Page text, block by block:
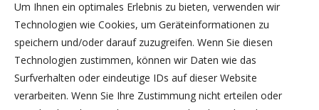
Um Ihnen ein optimales Erlebnis zu bieten, verwenden wir
Technologien wie Cookies, um Geräteinformationen zu
speichern und/oder darauf zuzugreifen. Wenn Sie diesen
Technologien zustimmen, können wir Daten wie das
Surfverhalten oder eindeutige IDs auf dieser Website
verarbeiten. Wenn Sie Ihre Zustimmung nicht erteilen oder
und friedliche, erholsame Feiertage wünscht Ihnen und Ihrer
Familie die Gemeinde Geratal.
Dominik Straube